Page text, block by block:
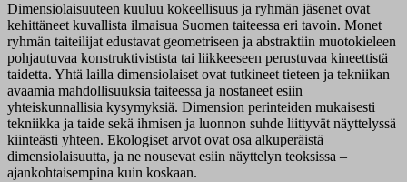
Dimensiolaisuuteen kuuluu kokeellisuus ja ryhmän jäsenet ovat
kehittäneet kuvallista ilmaisua Suomen taiteessa eri tavoin. Monet
ryhmän taiteilijat edustavat geometriseen ja abstraktiin muotokieleen
pohjautuvaa konstruktivistista tai liikkeeseen perustuvaa kineettistä
taidetta. Yhtä lailla dimensiolaiset ovat tutkineet tieteen ja tekniikan
avaamia mahdollisuuksia taiteessa ja nostaneet esiin
yhteiskunnallisia kysymyksiä. Dimension perinteiden mukaisesti
tekniikka ja taide sekä ihmisen ja luonnon suhde liittyvät näyttelyssä
kiinteästi yhteen. Ekologiset arvot ovat osa alkuperäistä
dimensiolaisuutta, ja ne nousevat esiin näyttelyn teoksissa –
ajankohtaisempina kuin koskaan.